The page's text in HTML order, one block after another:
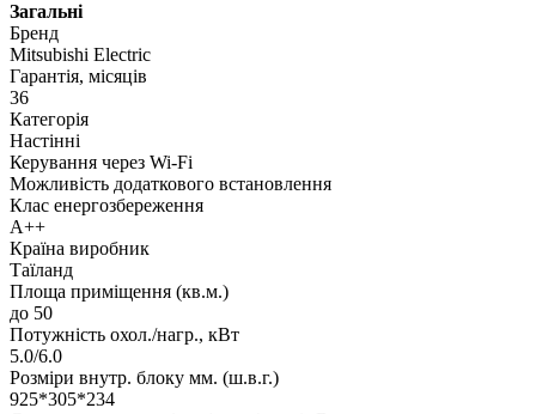
Загальні
Бренд
Mitsubishi Electric
Гарантія, місяців
36
Категорія
Настінні
Керування через Wi-Fi
Можливість додаткового встановлення
Клас енергозбереження
А++
Країна виробник
Таїланд
Площа приміщення (кв.м.)
до 50
Потужність охол./нагр., кВт
5.0/6.0
Розміри внутр. блоку мм. (ш.в.г.)
925*305*234